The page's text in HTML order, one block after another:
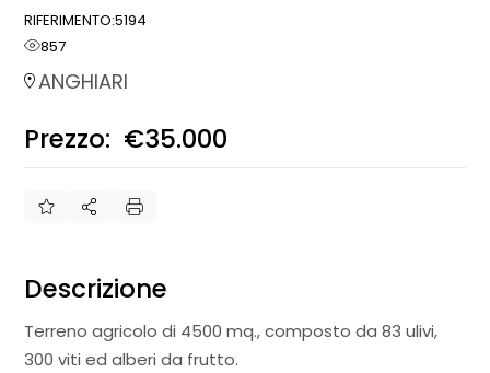
RIFERIMENTO:5194
857
ANGHIARI
Prezzo: €35.000
Descrizione
Terreno agricolo di 4500 mq., composto da 83 ulivi,
300 viti ed alberi da frutto.